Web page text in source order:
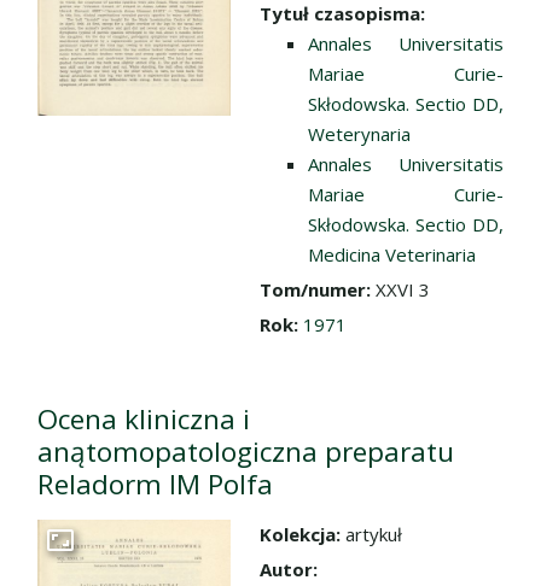
Tytuł czasopisma:
Annales Universitatis
Mariae Curie-
Skłodowska. Sectio DD,
Weterynaria
Annales Universitatis
Mariae Curie-
Skłodowska. Sectio DD,
Medicina Veterinaria
Tom/numer: XXVI 3
Rok: 1971
Ocena kliniczna i
anątomopatologiczna preparatu
Reladorm IM Polfa
Przejdź do zbioru
Kolekcja: artykuł
Autor: